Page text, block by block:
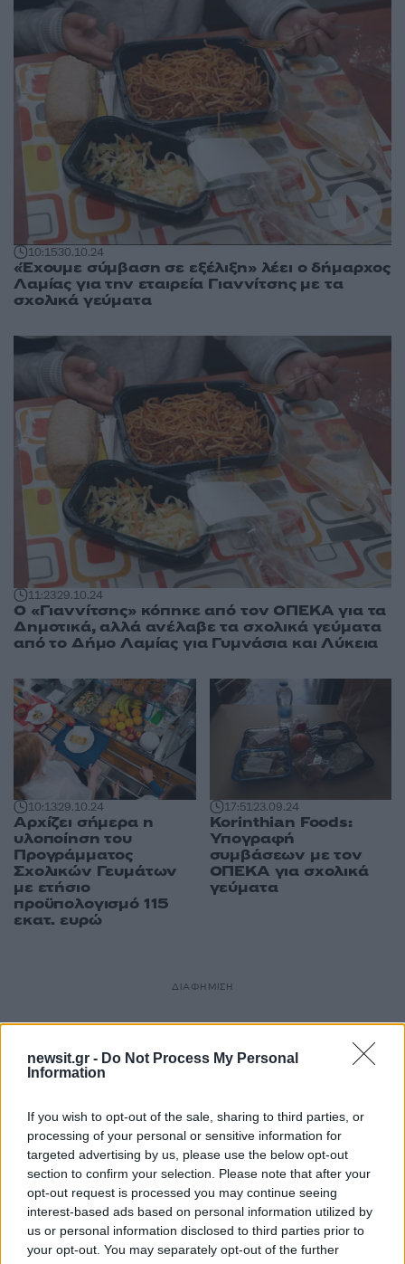
newsit.gr - Do Not Process My Personal
Information
If you wish to opt-out of the sale, sharing to third parties, or
processing of your personal or sensitive information for
targeted advertising by us, please use the below opt-out
section to confirm your selection. Please note that after your
opt-out request is processed you may continue seeing
interest-based ads based on personal information utilized by
us or personal information disclosed to third parties prior to
your opt-out. You may separately opt-out of the further
10:1530.10.24
«Έχουμε σύμβαση σε εξέλιξη» λέει ο δήμαρχος
Λαμίας για την εταιρεία Γιαννίτσης με τα
σχολικά γεύματα
11:2329.10.24
Ο «Γιαννίτσης» κόπηκε από τον ΟΠΕΚΑ για τα
Δημοτικά, αλλά ανέλαβε τα σχολικά γεύματα
από το Δήμο Λαμίας για Γυμνάσια και Λύκεια
10:1329.10.24
Αρχίζει σήμερα η
υλοποίηση του
Προγράμματος
Σχολικών Γευμάτων
με ετήσιο
προϋπολογισμό 115
εκατ. ευρώ
17:5123.09.24
Korinthian Foods:
Υπογραφή
συμβάσεων με τον
ΟΠΕΚΑ για σχολικά
γεύματα
ΔΙΑΦΗΜΙΣΗ